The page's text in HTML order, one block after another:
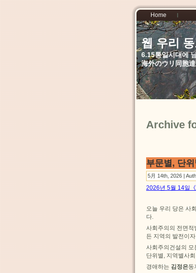
Home
웹 우리
6.15통일시대에
海外のウリ同胞
Archive
부문별, 단
5月 14th, 2026 |
2026년 5월 14일《
오늘 우리 당은 사
다.
사회주의의 전면적
든 지역의 발전이
사회주의건설의 모
단위별, 지역별사
경애하는 김정은동